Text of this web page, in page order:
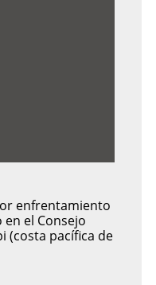
enfrentamiento
el Consejo
(costa pacífica de